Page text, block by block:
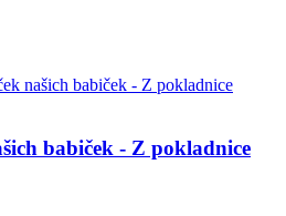
babiček - Z pokladnice